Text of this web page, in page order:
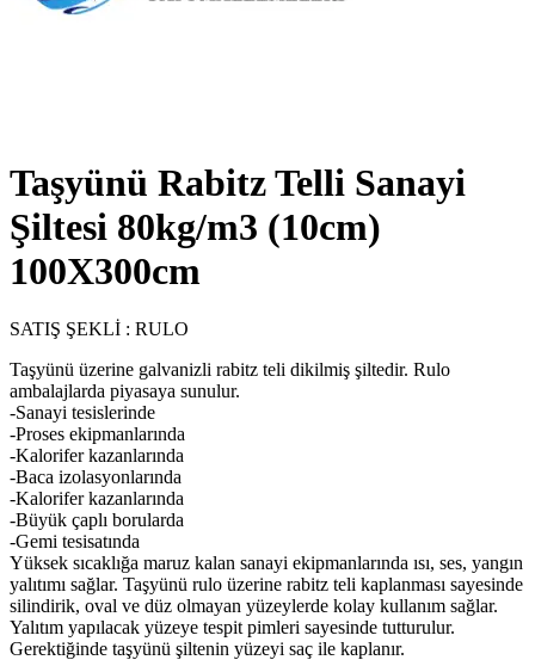
Taşyünü Rabitz Telli Sanayi
Şiltesi 80kg/m3 (10cm)
100X300cm
SATIŞ ŞEKLİ : RULO
Taşyünü üzerine galvanizli rabitz teli dikilmiş şiltedir. Rulo
ambalajlarda piyasaya sunulur.
-Sanayi tesislerinde
-Proses ekipmanlarında
-Kalorifer kazanlarında
-Baca izolasyonlarında
-Kalorifer kazanlarında
-Büyük çaplı borularda
-Gemi tesisatında
Yüksek sıcaklığa maruz kalan sanayi ekipmanlarında ısı, ses, yangın
yalıtımı sağlar. Taşyünü rulo üzerine rabitz teli kaplanması sayesinde
silindirik, oval ve düz olmayan yüzeylerde kolay kullanım sağlar.
Yalıtım yapılacak yüzeye tespit pimleri sayesinde tutturulur.
Gerektiğinde taşyünü şiltenin yüzeyi saç ile kaplanır.